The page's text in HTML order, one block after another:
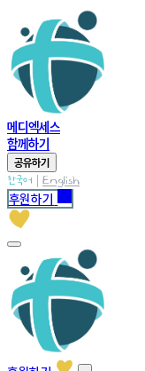
메디엑세스
함께하기
공유하기
한국어 | English
후원하기